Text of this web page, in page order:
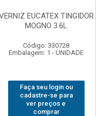
EUCATEX TINGIDOR
MOGNO 3.6L
Código: 330728
Embalagem: 1 - UNIDADE
Faça seu login ou
cadastre-se para
ver preços e
comprar